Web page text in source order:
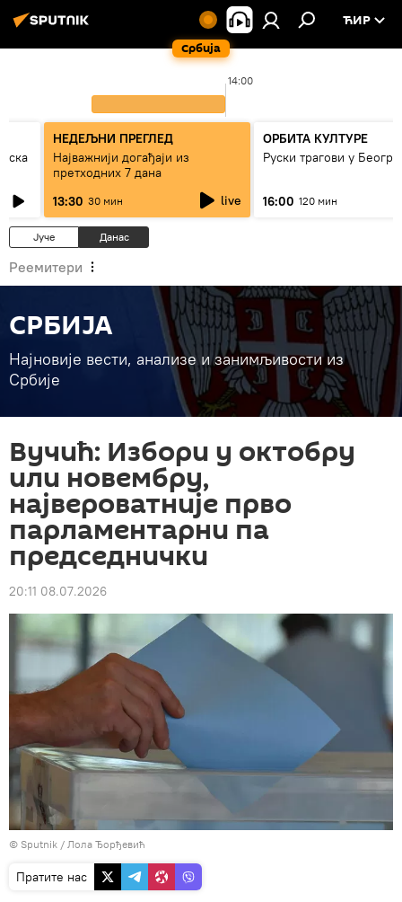
Србија
ЋИР
14:00
НЕДЕЉНИ ПРЕГЛЕД
Најважнији догађаји из
претходних 7 дана
13:30 30 мин live
ОРБИТА КУЛТУРЕ
Руски трагови у
16:00 120 мин
Јуче Данас
Реемитери
СРБИЈА
Најновије вести, анализе и занимљивости из
Србије
Вучић: Избори у октобру
или новембру,
највероватније прво
парламентарни па
председнички
20:11 08.07.2026
© Sputnik / Лола Ђорђевић
Пратите нас